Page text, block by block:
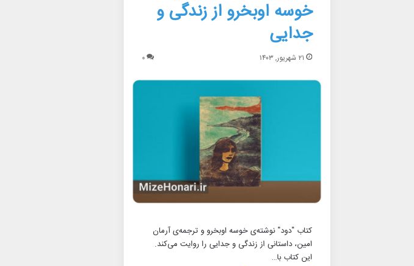
خوسه اوبخرو از زندگی و
جدایی
۲۱ شهریور, ۱۴۰۳ ۰
کتاب "دود" نوشته‌ی خوسه اوبخرو و ترجمه‌ی آرمان
امین، داستانی از زندگی و جدایی را روایت می‌کند.
این کتاب با…